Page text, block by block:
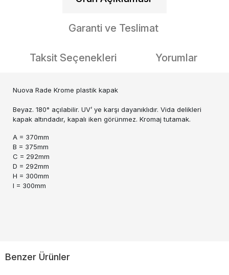
Garanti ve Teslimat
Taksit Seçenekleri Yorumlar
Nuova Rade Krome plastik kapak
Beyaz. 180° açılabilir. UV’ ye karşı dayanıklıdır. Vida delikleri
kapak altındadır, kapalı iken görünmez. Kromaj tutamak.
A = 370mm
B = 375mm
C = 292mm
D = 292mm
H = 300mm
I = 300mm
Benzer Ürünler